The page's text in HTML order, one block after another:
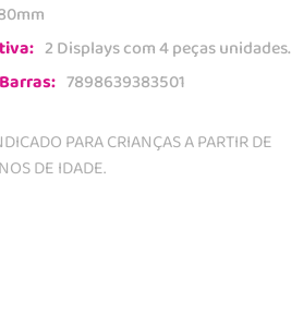
2 Displays com 4 peças unidades.
7898639383501
PARA CRIANÇAS A PARTIR DE
DE IDADE.